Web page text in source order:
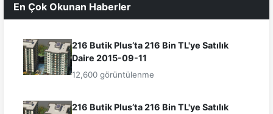
En Çok Okunan Haberler
216 Butik Plus’ta 216 Bin TL'ye Satılık
Daire 2015-09-11
12,600 görüntülenme
216 Butik Plus’ta 216 Bin TL'ye Satılık